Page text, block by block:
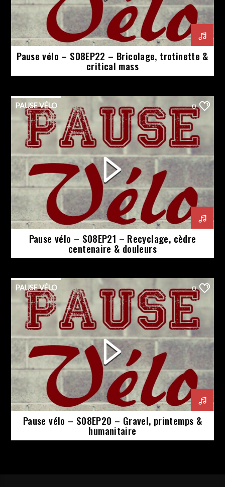
Pause vélo – S08EP22 – Bricolage, trotinette &
critical mass
PAUSE VÉLO 0
Pause vélo – S08EP21 – Recyclage, cèdre
centenaire & douleurs
PAUSE VÉLO 0
Pause vélo – S08EP20 – Gravel, printemps &
humanitaire